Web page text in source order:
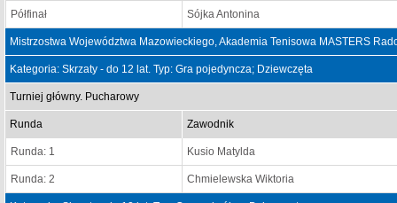
Półfinał Sójka Antonina
Mistrzostwa Województwa Mazowieckiego, Akademia Tenisowa MASTERS
Kategoria: Skrzaty - do 12 lat. Typ: Gra pojedyncza; Dziewczęta
Turniej główny. Pucharowy
Runda Zawodnik
Runda: 1 Kusio Matylda
Runda: 2 Chmielewska Wiktoria